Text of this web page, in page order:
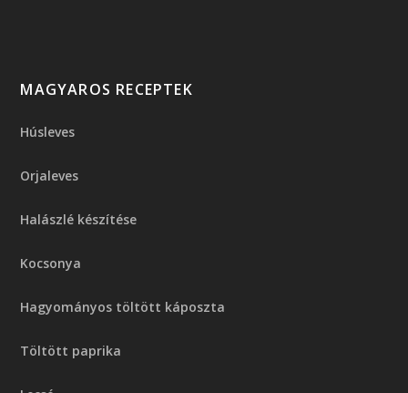
MAGYAROS RECEPTEK
Húsleves
Orjaleves
Halászlé készítése
Kocsonya
Hagyományos töltött káposzta
Töltött paprika